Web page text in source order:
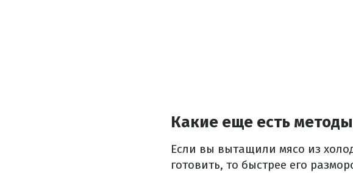
Какие еще есть
Если вы вытащили мясо из
готовить, то быстрее его